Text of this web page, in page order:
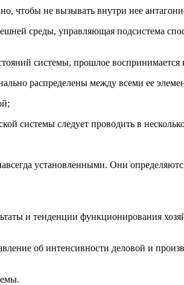
чтобы не вызывать внутри нее
среды, управляющая подсистема
системы, прошлое воспринимается
распределены между всеми ее
системы следует проводить в
установленными. Они
и тенденции функционирования
об интенсивности деловой и